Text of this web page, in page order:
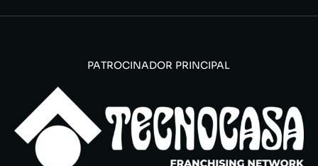
PATROCINADOR PRINCIPAL